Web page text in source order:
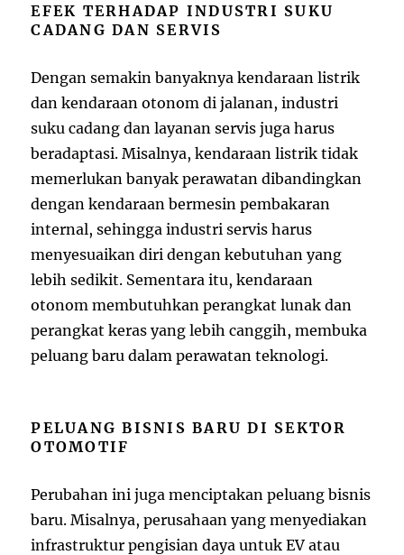
EFEK TERHADAP INDUSTRI SUKU
CADANG DAN SERVIS
Dengan semakin banyaknya kendaraan listrik
dan kendaraan otonom di jalanan, industri
suku cadang dan layanan servis juga harus
beradaptasi. Misalnya, kendaraan listrik tidak
memerlukan banyak perawatan dibandingkan
dengan kendaraan bermesin pembakaran
internal, sehingga industri servis harus
menyesuaikan diri dengan kebutuhan yang
lebih sedikit. Sementara itu, kendaraan
otonom membutuhkan perangkat lunak dan
perangkat keras yang lebih canggih, membuka
peluang baru dalam perawatan teknologi.
PELUANG BISNIS BARU DI SEKTOR
OTOMOTIF
Perubahan ini juga menciptakan peluang bisnis
baru. Misalnya, perusahaan yang menyediakan
infrastruktur pengisian daya untuk EV atau